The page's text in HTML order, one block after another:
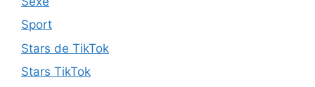
Sport
Stars de TikTok
Stars TikTok